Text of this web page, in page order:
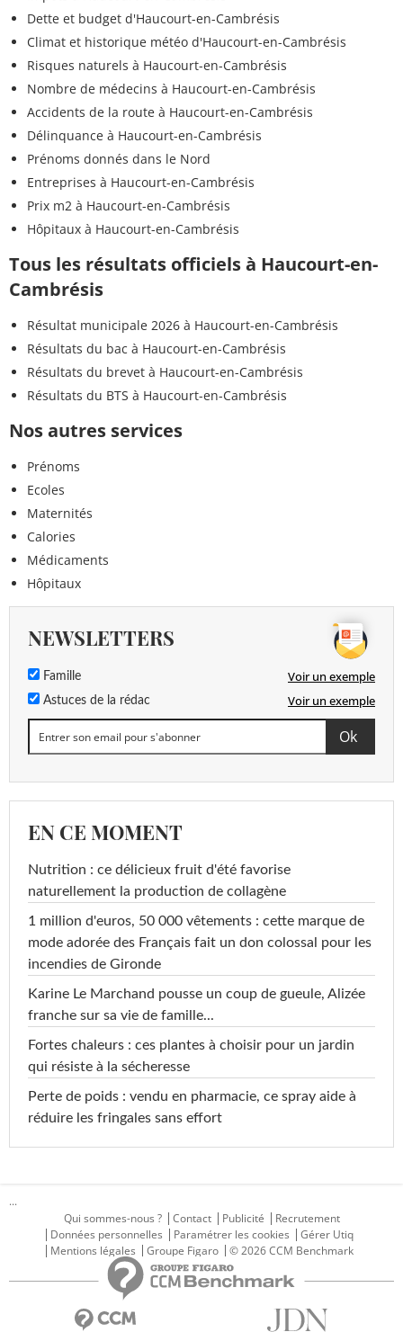
Dette et budget d'Haucourt-en-Cambrésis
Climat et historique météo d'Haucourt-en-Cambrésis
Risques naturels à Haucourt-en-Cambrésis
Nombre de médecins à Haucourt-en-Cambrésis
Accidents de la route à Haucourt-en-Cambrésis
Délinquance à Haucourt-en-Cambrésis
Prénoms donnés dans le Nord
Entreprises à Haucourt-en-Cambrésis
Prix m2 à Haucourt-en-Cambrésis
Hôpitaux à Haucourt-en-Cambrésis
Tous les résultats officiels à Haucourt-en-
Cambrésis
Résultat municipale 2026 à Haucourt-en-Cambrésis
Résultats du bac à Haucourt-en-Cambrésis
Résultats du brevet à Haucourt-en-Cambrésis
Résultats du BTS à Haucourt-en-Cambrésis
Nos autres services
Prénoms
Ecoles
Maternités
Calories
Médicaments
Hôpitaux
NEWSLETTERS
Famille Voir un exemple
Astuces de la rédac Voir un exemple
EN CE MOMENT
Nutrition : ce délicieux fruit d'été favorise
naturellement la production de collagène
1 million d'euros, 50 000 vêtements : cette marque de
mode adorée des Français fait un don colossal pour les
incendies de Gironde
Karine Le Marchand pousse un coup de gueule, Alizée
franche sur sa vie de famille...
Fortes chaleurs : ces plantes à choisir pour un jardin
qui résiste à la sécheresse
Perte de poids : vendu en pharmacie, ce spray aide à
réduire les fringales sans effort
...
Qui sommes-nous ?
Contact Publicité
Recrutement
Données personnelles
Paramétrer les cookies
Gérer Utiq
Mentions légales
Groupe Figaro © 2026 CCM Benchmark